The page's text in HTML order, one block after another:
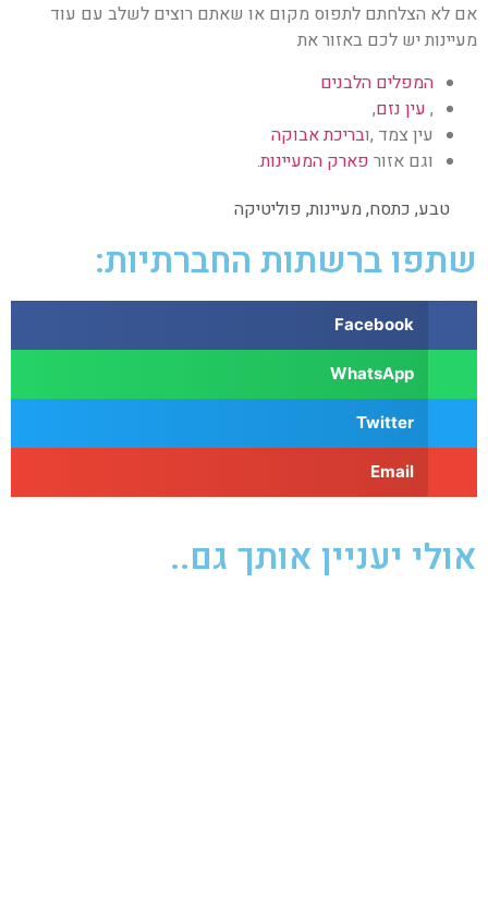
אם לא הצלחתם לתפוס מקום או שאתם רוצים לשלב עם עוד
מעיינות יש לכם באזור את
המפלים הלבנים
, עין נזם,
עין צמד ,ובריכת אבוקה
וגם אזור פארק המעיינות.
טבע, כתסח,מעיינות, פוליטיקה
שתפו ברשתות החברתיות:
Facebook
WhatsApp
Twitter
Email
אולי יעניין אותך גם..